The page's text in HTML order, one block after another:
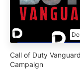
Call of Duty Vanguard
Campaign